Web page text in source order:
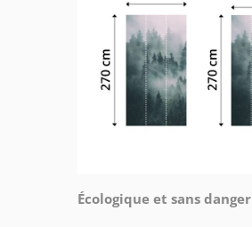
Écologique et sans danger